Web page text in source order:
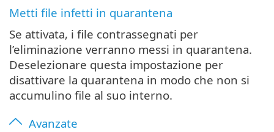
Metti file infetti in quarantena
Se attivata, i file contrassegnati per
l’eliminazione verranno messi in quarantena.
Deselezionare questa impostazione per
disattivare la quarantena in modo che non si
accumulino file al suo interno.
Avanzate